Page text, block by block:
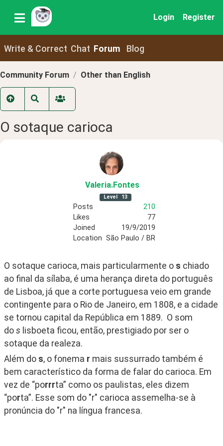
Login Register
Write & Correct Chat Forum Blog
Community Forum Other than English
O sotaque carioca
Valeria.Fontes
Level 13
Posts
210
Likes
77
Joined
19/9/2019
Location São Paulo / BR
O sotaque carioca, mais particularmente o s chiado
ao final da sílaba, é uma herança direta do português
de Lisboa, já que a corte portuguesa veio em grande
contingente para o Rio de Janeiro, em 1808, e a cidade
se tornou capital da República em 1889.  O som
do s lisboeta ficou, então, prestigiado por ser o
sotaque da realeza.
Além do s, o fonema r mais sussurrado também é
bem característico da forma de falar do carioca. Em
vez de “porrrta” como os paulistas, eles dizem
“porta”. Esse som do "r" carioca assemelha-se à
pronúncia do "r" na língua francesa.